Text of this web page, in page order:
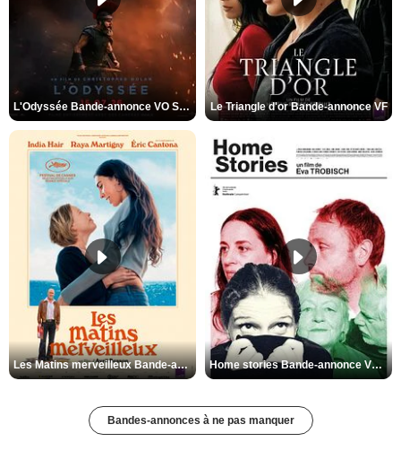
L'Odyssée Bande-annonce VO STFR Le Triangle d'or Bande-annonce VF
Les Matins merveilleux Bande-annonce VF Home stories Bande-annonce VO STFR
Bandes-annonces à ne pas manquer